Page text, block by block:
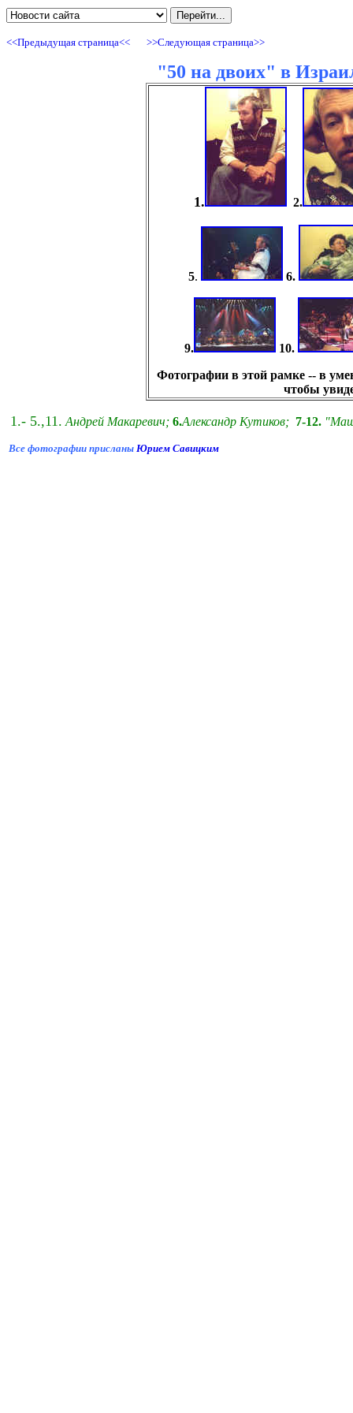
<<Предыдущая страница<< >>Cледующая страница>>
"50 на двоих" в
1. 2.
5. 6.
9.
10.
Фотографии в этой рамке -- в
чтобы
1.- 5.,11. Андрей Макаревич; 6.Александр Кутиков; 7-12.
Все фотографии присланы Юрием Савицким